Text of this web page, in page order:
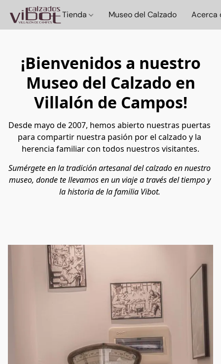
Tienda Museo del Calzado Acerca
¡Bienvenidos a nuestro
Museo del Calzado en
Villalón de Campos!
Sumérgete en la tradición artesanal del calzado en nuestro
museo, donde te llevamos en un viaje a través del tiempo y
la historia de la familia Vibot.
Desde mayo de 2007, hemos abierto nuestras puertas
para compartir nuestra pasión por el calzado y la
herencia familiar con todos nuestros visitantes.